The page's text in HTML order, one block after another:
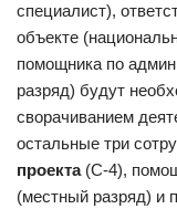
специалист),
объекте
помощника по
разряд) будут
сворачиванием
остальные три
проекта(С-4),
(местный разряд) и